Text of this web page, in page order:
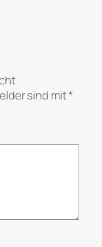
sind mit*